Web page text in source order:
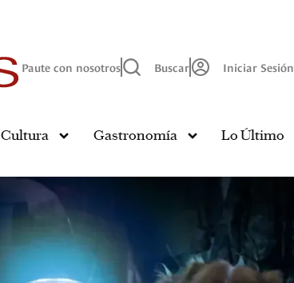
Paute con nosotros Buscar Iniciar Sesión
Cultura Gastronomía Lo Último